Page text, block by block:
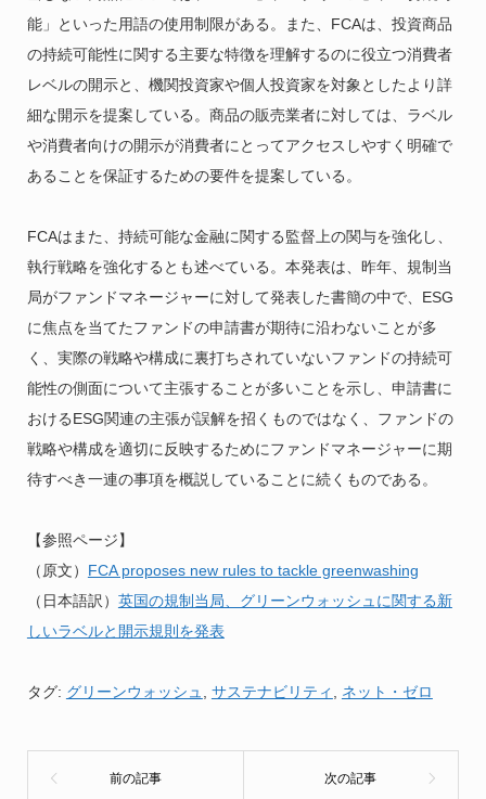
能」といった用語の使用制限がある。また、FCAは、投資商品
の持続可能性に関する主要な特徴を理解するのに役立つ消費者
レベルの開示と、機関投資家や個人投資家を対象としたより詳
細な開示を提案している。商品の販売業者に対しては、ラベル
や消費者向けの開示が消費者にとってアクセスしやすく明確で
あることを保証するための要件を提案している。
FCAはまた、持続可能な金融に関する監督上の関与を強化し、
執行戦略を強化するとも述べている。本発表は、昨年、規制当
局がファンドマネージャーに対して発表した書簡の中で、ESG
に焦点を当てたファンドの申請書が期待に沿わないことが多
く、実際の戦略や構成に裏打ちされていないファンドの持続可
能性の側面について主張することが多いことを示し、申請書に
おけるESG関連の主張が誤解を招くものではなく、ファンドの
戦略や構成を適切に反映するためにファンドマネージャーに期
待すべき一連の事項を概説していることに続くものである。
【参照ページ】
（原文） FCA proposes new rules to tackle greenwashing
（日本語訳） 英国の規制当局、グリーンウォッシュに関する新
しいラベルと開示規則を発表
タグ: グリーンウォッシュ サステナビリティ ネット・ゼロ